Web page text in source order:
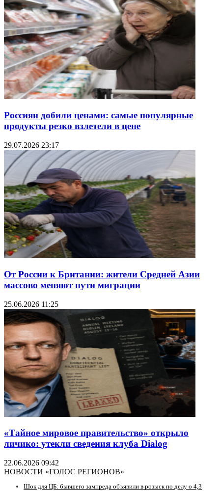
Россиян добили ценами: самые популярные
продукты резко взлетели в цене
29.07.2026 23:17
От России к Британии: жители Средней Азии
массово меняют пути миграции
25.06.2026 11:25
«Тайное мировое правительство» открыло
личико: утекли сведения клуба Dialog
22.06.2026 09:42
НОВОСТИ «ГОЛОС РЕГИОНОВ»
Шок для ЦБ: бывшего зампреда объявили в розыск по делу о 4,3